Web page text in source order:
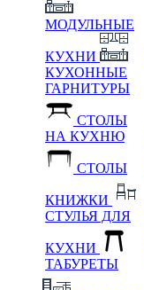
МОДУЛЬНЫЕ
КУХНИ
КУХОННЫЕ
ГАРНИТУРЫ
СТОЛЫ
НА КУХНЮ
СТОЛЫ
КНИЖКИ
СТУЛЬЯ ДЛЯ
КУХНИ
ТАБУРЕТЫ